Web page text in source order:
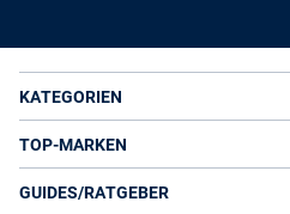
KATEGORIEN
TOP-MARKEN
GUIDES/RATGEBER